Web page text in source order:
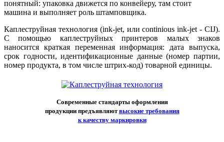
понятный: упаковка движется по конвейеру, там стоит
машина и выполняет роль штамповщика.
Каплеструйная технология (ink-jet, или continious ink-jet - CIJ).
С помощью каплеструйных принтеров малых знаков
наносится краткая переменная информация: дата выпуска,
срок годности, идентификационные данные (номер партии,
номер продукта, в том числе штрих-код) товарной единицы.
Современные стандарты оформления
продукции предъявляютвысокие требования
к качеству маркировки